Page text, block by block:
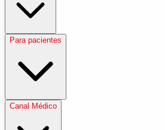
Para pacientes
Canal Médico